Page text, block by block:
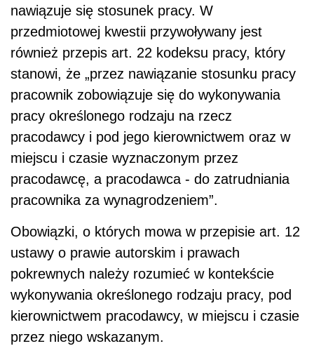
nawiązuje się stosunek pracy. W
przedmiotowej kwestii przywoływany jest
również przepis art. 22 kodeksu pracy, który
stanowi, że „przez nawiązanie stosunku pracy
pracownik zobowiązuje się do wykonywania
pracy określonego rodzaju na rzecz
pracodawcy i pod jego kierownictwem oraz w
miejscu i czasie wyznaczonym przez
pracodawcę, a pracodawca - do zatrudniania
pracownika za wynagrodzeniem”.
Obowiązki, o których mowa w przepisie art. 12
ustawy o prawie autorskim i prawach
pokrewnych należy rozumieć w kontekście
wykonywania określonego rodzaju pracy, pod
kierownictwem pracodawcy, w miejscu i czasie
przez niego wskazanym.